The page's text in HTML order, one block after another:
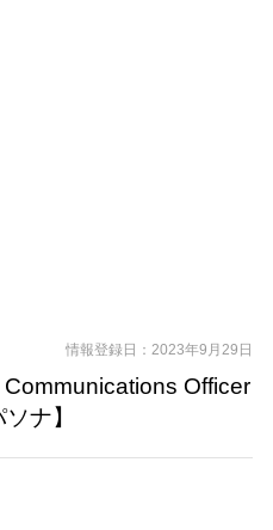
情報登録日：2023年9月29日
Officer
ナ】